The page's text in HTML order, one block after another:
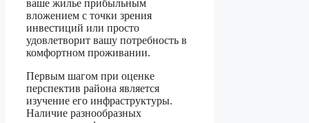
ваше жилье прибыльным
вложением с точки зрения
инвестиций или просто
удовлетворит вашу потребность в
комфортном проживании.
Первым шагом при оценке
перспектив района является
изучение его инфраструктуры.
Наличие разнообразных